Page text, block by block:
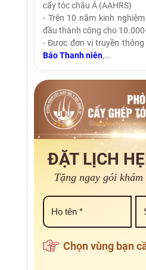
cấy tóc châu Á (AAHRS)
- Trên 10 năm kinh
đầu thành công cho
- Được đơn vị truyền thông
Báo Thanh niên,...
ĐẶT LỊCH
Tặng ngay gói
Chọn vùng bạn